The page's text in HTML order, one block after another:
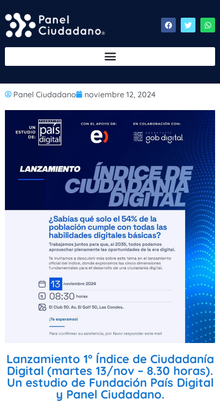
Panel Ciudadano noviembre 12, 2024
Lanzamiento 1° Índice de Ciudadanía
Digital (martes 13/nov – 8.30 horas).
Un estudio de Fundación País Digital
y Panel Ciudadano.